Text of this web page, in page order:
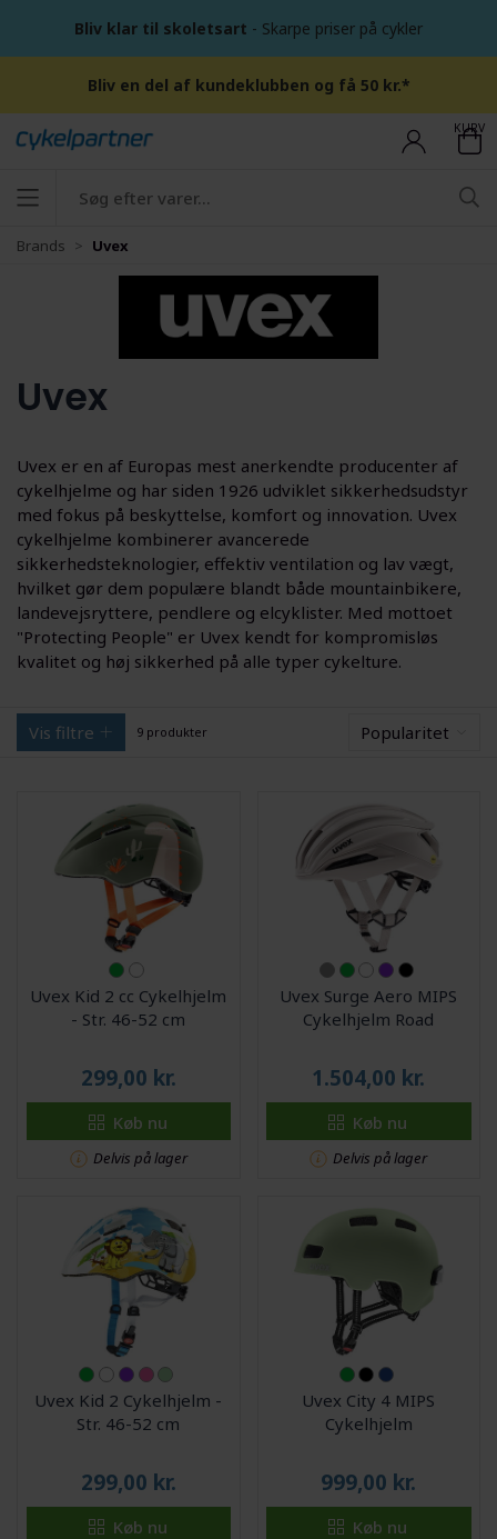
Bliv klar til skoletsart - Skarpe priser på cykler
Bliv en del af kundeklubben og få 50 kr.*
KURV
Brands Uvex
Uvex
Uvex er en af Europas mest anerkendte producenter af
cykelhjelme og har siden 1926 udviklet sikkerhedsudstyr
med fokus på beskyttelse, komfort og innovation. Uvex
cykelhjelme kombinerer avancerede
sikkerhedsteknologier, effektiv ventilation og lav vægt,
hvilket gør dem populære blandt både mountainbikere,
landevejsryttere, pendlere og elcyklister. Med mottoet
"Protecting People" er Uvex kendt for kompromisløs
kvalitet og høj sikkerhed på alle typer cykelture.
Vis filtre 9 produkter Popularitet
Uvex Kid 2 cc Cykelhjelm
- Str. 46-52 cm
299,00 kr.
Køb nu
Delvis på lager
Uvex Surge Aero MIPS
Cykelhjelm Road
1.504,00 kr.
Køb nu
Delvis på lager
Uvex Kid 2 Cykelhjelm -
Str. 46-52 cm
299,00 kr.
Køb nu
Uvex City 4 MIPS
Cykelhjelm
999,00 kr.
Køb nu